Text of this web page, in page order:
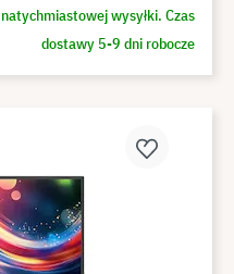
wysyłki. Czas
dostawy 5-9 dni robocze